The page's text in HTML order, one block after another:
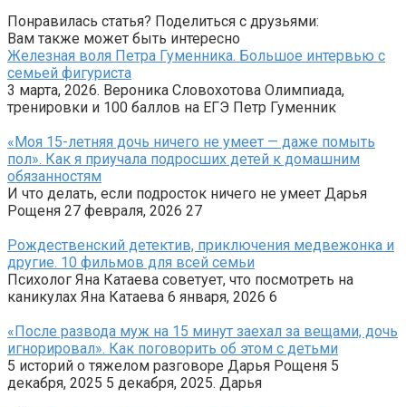
Понравилась статья? Поделиться с друзьями:
Вам также может быть интересно
Железная воля Петра Гуменника. Большое интервью с
семьей фигуриста
3 марта, 2026. Вероника Словохотова Олимпиада,
тренировки и 100 баллов на ЕГЭ Петр Гуменник
«Моя 15-летняя дочь ничего не умеет — даже помыть
пол». Как я приучала подросших детей к домашним
обязанностям
И что делать, если подросток ничего не умеет Дарья
Рощеня 27 февраля, 2026 27
Рождественский детектив, приключения медвежонка и
другие. 10 фильмов для всей семьи
Психолог Яна Катаева советует, что посмотреть на
каникулах Яна Катаева 6 января, 2026 6
«После развода муж на 15 минут заехал за вещами, дочь
игнорировал». Как поговорить об этом с детьми
5 историй о тяжелом разговоре Дарья Рощеня 5
декабря, 2025 5 декабря, 2025. Дарья